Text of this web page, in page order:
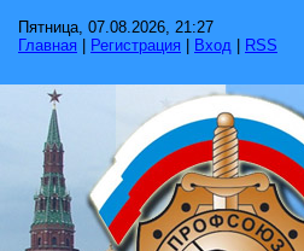
Пятница, 07.08.2026, 21:27
Главная
Регистрация Вход RSS